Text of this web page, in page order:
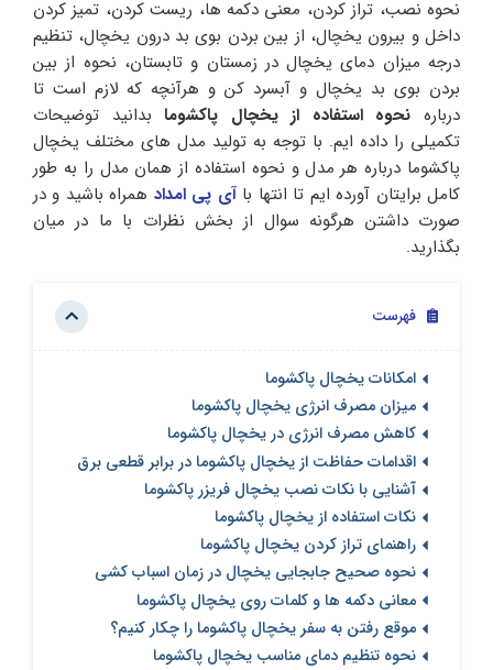
نحوه نصب، تراز کردن، معنی دکمه ها، ریست کردن، تمیز کردن
داخل و بیرون یخچال، از بین بردن بوی بد درون یخچال، تنظیم
درجه میزان دمای یخچال در زمستان و تابستان، نحوه از بین
بردن بوی بد یخچال و آبسرد کن و هرآنچه که لازم است تا
درباره نحوه استفاده از یخچال پاکشومابدانید توضیحات
تکمیلی را داده ایم. با توجه به تولید مدل های مختلف یخچال
پاکشوما درباره هر مدل و نحوه استفاده از همان مدل را به طور
کامل برایتان آورده ایم تا انتها باآی پی امداد همراه باشید و در
صورت داشتن هرگونه سوال از بخش نظرات با ما در میان
بگذارید.
فهرست
امکانات یخچال پاکشوما
میزان مصرف انرژی یخچال پاکشوما
کاهش مصرف انرژی در یخچال پاکشوما
اقدامات حفاظت از یخچال پاکشوما در برابر قطعی برق
آشنایی با نکات نصب یخچال فریزر پاکشوما
نکات استفاده از یخچال پاکشوما
راهنمای تراز کردن یخچال پاکشوما
نحوه صحیح جابجایی یخچال در زمان اسباب کشی
معانی دکمه ها و کلمات روی یخچال پاکشوما
موقع رفتن به سفر یخچال پاکشوما را چکار کنیم؟
نحوه تنظیم دمای مناسب یخچال پاکشوما